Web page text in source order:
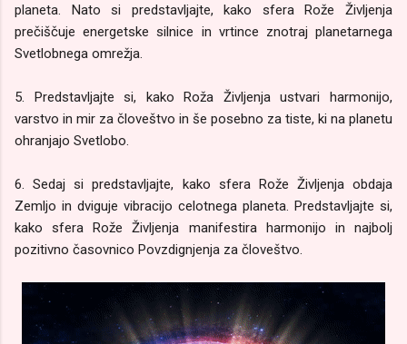
planeta. Nato si predstavljajte, kako sfera Rože Življenja
prečiščuje energetske silnice in vrtince znotraj planetarnega
Svetlobnega omrežja.
5. Predstavljajte si, kako Roža Življenja ustvari harmonijo,
varstvo in mir za človeštvo in še posebno za tiste, ki na planetu
ohranjajo Svetlobo.
6. Sedaj si predstavljajte, kako sfera Rože Življenja obdaja
Zemljo in dviguje vibracijo celotnega planeta. Predstavljajte si,
kako sfera Rože Življenja manifestira harmonijo in najbolj
pozitivno časovnico Povzdignjenja za človeštvo.